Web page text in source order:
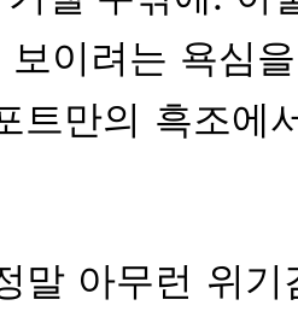
이려는 욕심
만의 흑조에
말 아무런 위